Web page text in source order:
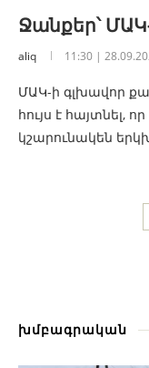
Ջանքեր՝
aliq 11:30 |
ՄԱԿ-ի գլխավոր
հույս է հայտնել,
կշարունակեն
խմբագրական